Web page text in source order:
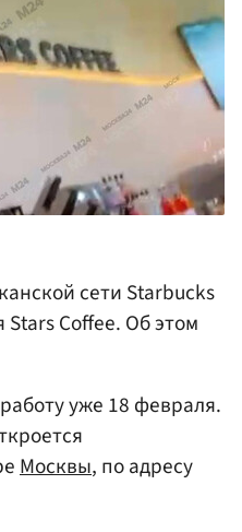
сети Starbucks
Stars Coffee. Об этом
уже 18 февраля.
Москвы, по адресу